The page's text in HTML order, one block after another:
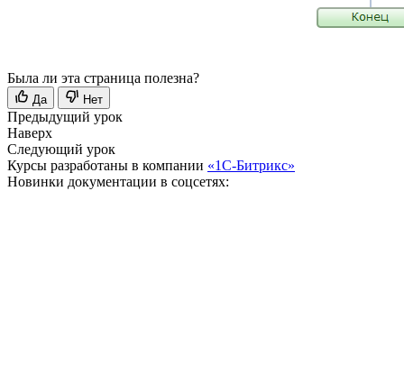
Была ли эта страница полезна?
Да Нет
Предыдущий урок
Наверх
Следующий урок
Курсы разработаны в компании «1С-Битрикс»
Новинки документации в соцсетях: